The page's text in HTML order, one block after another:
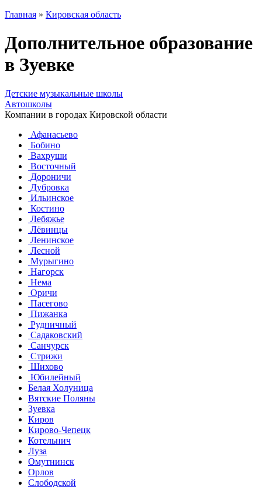
Главная » Кировская область
Дополнительное образование
в Зуевке
Детские музыкальные школы
Автошколы
Компании в городах Кировской области
Афанасьево
Бобино
Вахруши
Восточный
Дороничи
Дубровка
Ильинское
Костино
Лебяжье
Лёвинцы
Ленинское
Лесной
Мурыгино
Нагорск
Нема
Оричи
Пасегово
Пижанка
Рудничный
Садаковский
Санчурск
Стрижи
Шихово
Юбилейный
Белая Холуница
Вятские Поляны
Зуевка
Киров
Кирово-Чепецк
Котельнич
Луза
Омутнинск
Орлов
Слободской